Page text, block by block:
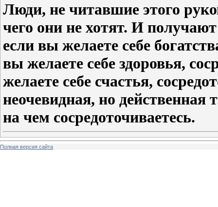
Люди, не читавшие этого
чего они не хотят. И
если вы желаете себе
вы желаете себе здоровья,
желаете себе счастья,
неочевидная, но действенная
на чем сосредоточиваетесь.
Полная версия сайта